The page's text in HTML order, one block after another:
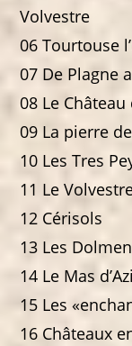
Volvestre
06 Tourtouse
07 De Plagne
08 Le
09 La pierre
10 Les Tres
11 Le
12 Cérisols
13 Les
14 Le Mas
15 Les
16 Châteaux